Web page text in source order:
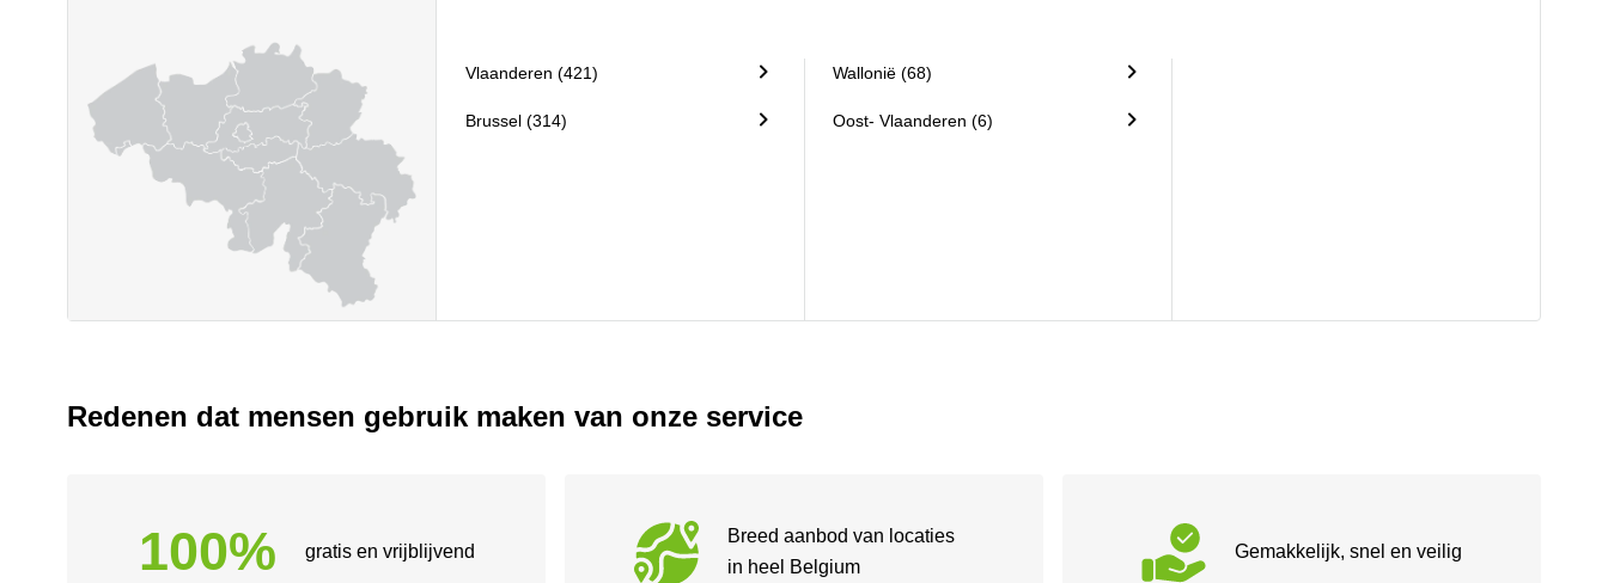
Vlaanderen (421)
Brussel (314)
Wallonië (68)
Oost- Vlaanderen (6)
Redenen dat mensen gebruik maken van onze service
100% gratis en vrijblijvend
Breed aanbod van locaties
in heel Belgium
Gemakkelijk, snel en veilig